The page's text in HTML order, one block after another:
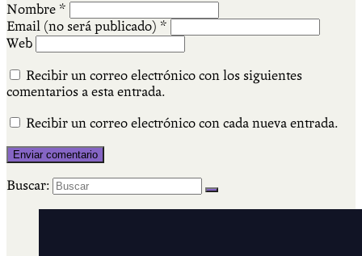
Nombre *
Email (no será publicado) *
Web
Recibir un correo electrónico con los siguientes
comentarios a esta entrada.
Recibir un correo electrónico con cada nueva entrada.
Buscar: